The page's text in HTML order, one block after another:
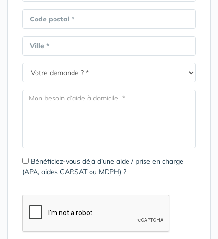
Code postal *
Ville *
Bénéficiez-vous déjà d’une aide / prise en charge
(APA, aides CARSAT ou MDPH) ?